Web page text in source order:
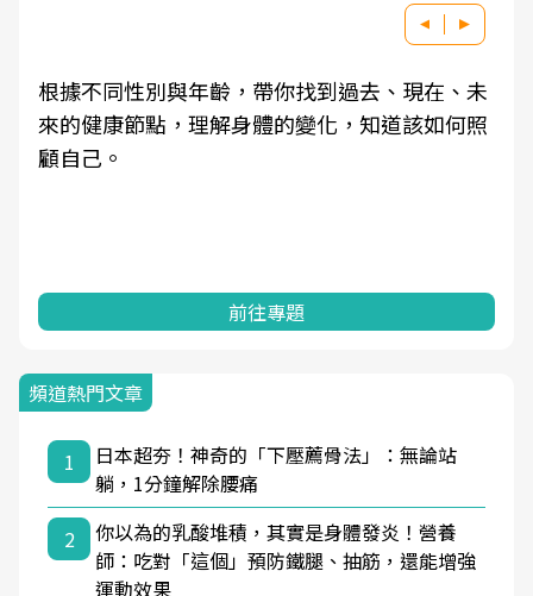
根據不同性別與年齡，帶你找到過去、現在、未
來的健康節點，理解身體的變化，知道該如何照
顧自己。
前往專題
頻道熱門文章
1
日本超夯！神奇的「下壓薦骨法」：無論站
躺，1分鐘解除腰痛
2
你以為的乳酸堆積，其實是身體發炎！營養
師：吃對「這個」預防鐵腿、抽筋，還能增強
運動效果